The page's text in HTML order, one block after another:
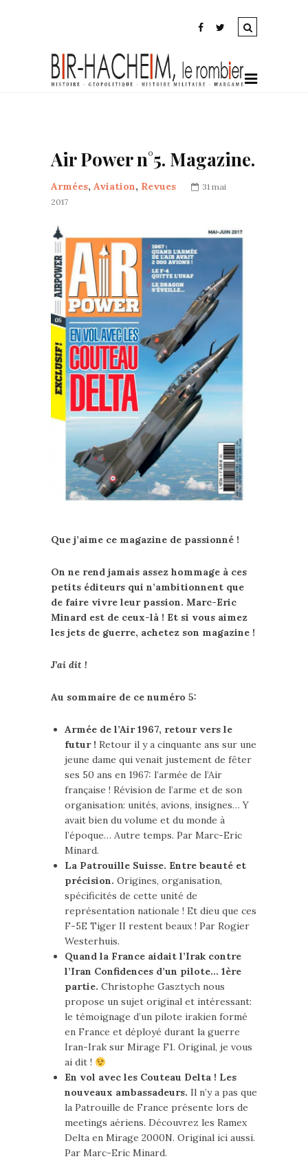
Air Power n°5. Magazine.
Armées, Aviation, Revues
31 mai
2017
Que j’aime ce magazine de passionné !
On ne rend jamais assez hommage à ces
petits éditeurs qui n’ambitionnent que
de faire vivre leur passion. Marc-Eric
Minard est de ceux-là ! Et si vous aimez
les jets de guerre, achetez son magazine !
J’ai dit !
Au sommaire de ce numéro 5:
Armée de l’Air 1967, retour vers le
futur ! Retour il y a cinquante ans sur une
jeune dame qui venait justement de fêter
ses 50 ans en 1967: l’armée de l’Air
française ! Révision de l’arme et de son
organisation: unités, avions, insignes… Y
avait bien du volume et du monde à
l’époque… Autre temps. Par Marc-Eric
Minard.
La Patrouille Suisse. Entre beauté et
précision. Origines, organisation,
spécificités de cette unité de
représentation nationale ! Et dieu que ces
F-5E Tiger II restent beaux ! Par Rogier
Westerhuis.
Quand la France aidait l’Irak contre
l’Iran Confidences d’un pilote… 1ère
partie. Christophe Gasztych nous
propose un sujet original et intéressant:
le témoignage d’un pilote irakien formé
en France et déployé durant la guerre
Iran-Irak sur Mirage F1. Original, je vous
ai dit !
En vol avec les Couteau Delta ! Les
nouveaux ambassadeurs. Il n’y a pas que
la Patrouille de France présente lors de
meetings aériens. Découvrez les Ramex
Delta en Mirage 2000N. Original ici aussi.
Par Marc-Eric Minard.